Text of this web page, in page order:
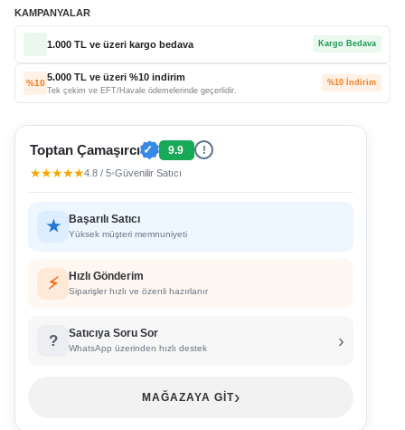
KAMPANYALAR
1.000 TL ve üzeri kargo bedava Kargo Bedava
%10
5.000 TL ve üzeri %10 indirim
Tek çekim ve EFT/Havale ödemelerinde geçerlidir.
%10 İndirim
Toptan Çamaşırcı ✓ 9.9 !
★★★★★4.8 / 5•Güvenilir Satıcı
★ Başarılı Satıcı
Yüksek müşteri memnuniyeti
⚡ Hızlı Gönderim
Siparişler hızlı ve özenli hazırlanır
? Satıcıya Soru Sor
WhatsApp üzerinden hızlı destek ›
MAĞAZAYA GİT›